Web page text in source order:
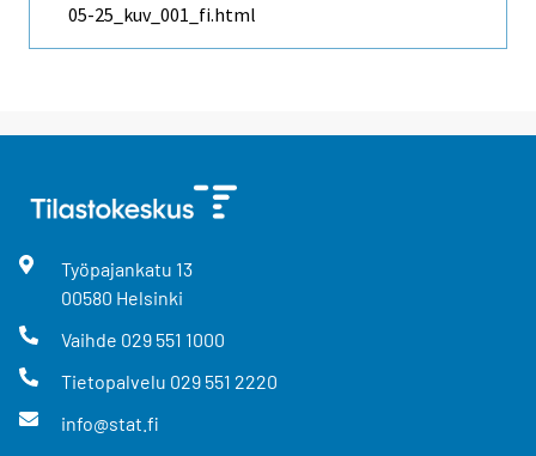
05-25_kuv_001_fi.html
Työpajankatu 13
00580 Helsinki
Vaihde 029 551 1000
Tietopalvelu 029 551 2220
info@stat.fi